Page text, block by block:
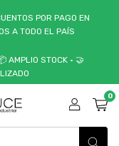
POR PAGO EN
A TODO EL PAÍS
AMPLIO STOCK • 🤝
0